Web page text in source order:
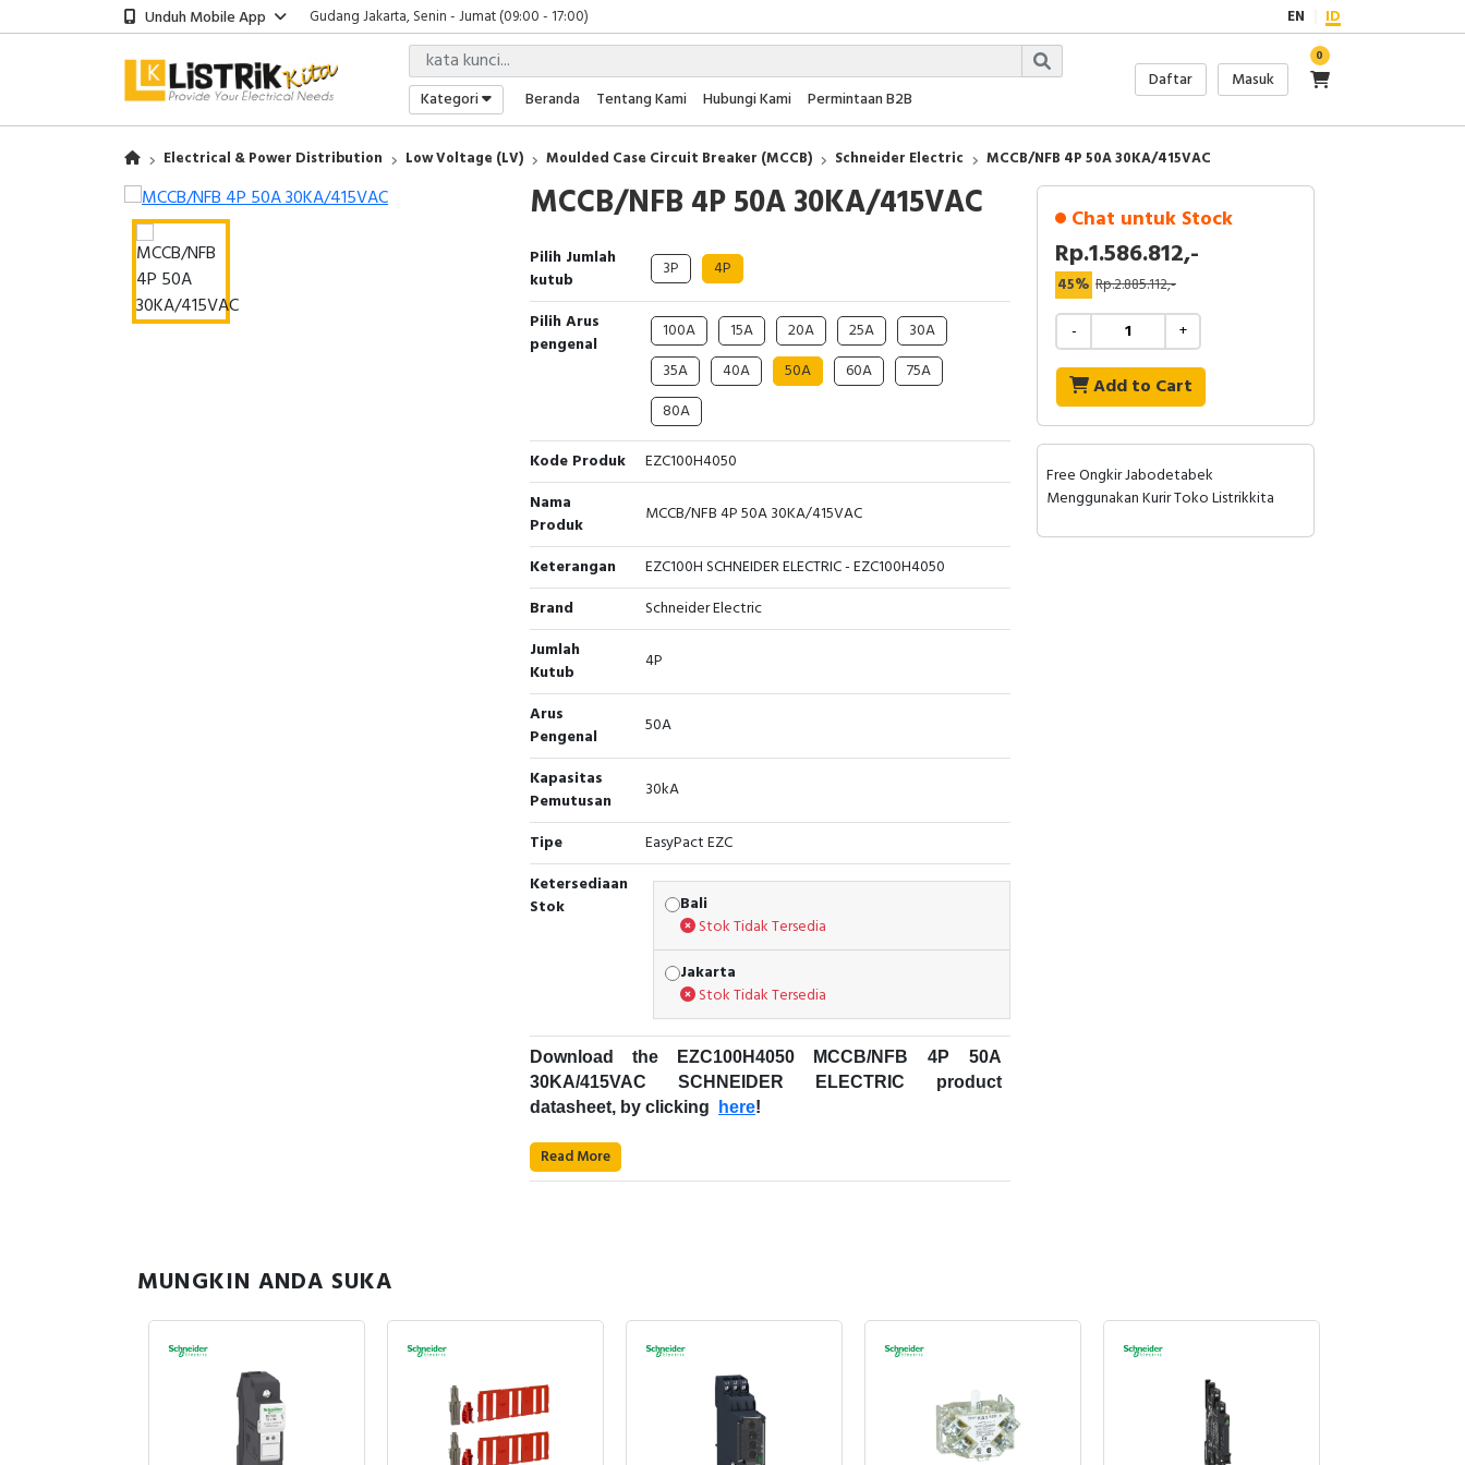
Unduh Mobile App
Gudang Jakarta, Senin - Jumat (09:00 - 17:00)
Showroom Bali, Senin - Jumat (09:00 - 17:00)
Kantor Jakarta, Senin - Jumat (08:00 - 17:00)
Gudang Jakarta, Senin - Jumat (09:00 - 17:00)
Showroom Bali, Senin - Jumat (09:00 - 17:00)
EN ID
Kategori Beranda Tentang Kami Hubungi Kami Permintaan B2B
Daftar Masuk
0
Electrical & Power Distribution Low Voltage (LV) Moulded Case Circuit Breaker (MCCB) Schneider Electric MCCB/NFB 4P 50A 30KA/415VAC
MCCB/NFB 4P 50A 30KA/415VAC
Pilih Jumlah
kutub
3P 4P
Pilih Arus
pengenal
100A 15A 20A 25A
30A
35A
40A 50A 60A
75A
80A
Kode Produk
EZC100H4050
Nama
Produk
MCCB/NFB 4P 50A 30KA/415VAC
Keterangan
EZC100H SCHNEIDER ELECTRIC - EZC100H4050
Brand
Schneider Electric
Jumlah
Kutub
4P
Arus
Pengenal
50A
Kapasitas
Pemutusan
30kA
Tipe
EasyPact EZC
Ketersediaan
Stok
Bali
Stok Tidak Tersedia
Jakarta
Stok Tidak Tersedia
Download the EZC100H4050
MCCB/NFB 4P 50A
30KA/415VAC SCHNEIDER ELECTRIC
product
datasheet, by clicking
here!
FungsiMCCB
Rentang Produk: EasyPact
Jenis produk atau komponen: Pemutus sirkuit
Nama pemutus sirkuit: Easypact EZC100H
Aplikasi perangkat: Distribusi
Pemutus sirkuit cetakan dari 15 hingga 630 A, dengan
pengaturan tetap Bagian dari Easy Series Pemutus sirkuit
cetakan (MCCB) dengan pengaturan tetap, dengan rating 15
hingga 630 A, ideal untuk aplikasi sederhana di bangunan
kecil hingga menengah
Read More
Chat untuk Stock
Rp.1.586.812,-
45% Rp.2.885.112,-
- +
Add to Cart
Free Ongkir Jabodetabek
Menggunakan Kurir Toko Listrikkita
MUNGKIN ANDA SUKA